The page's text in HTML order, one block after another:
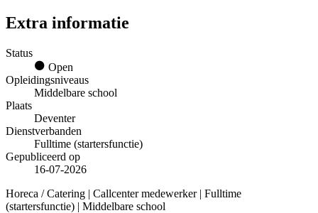
Extra informatie
Status
Open
Opleidingsniveaus
Middelbare school
Plaats
Deventer
Dienstverbanden
Fulltime (startersfunctie)
Gepubliceerd op
16-07-2026
Horeca / Catering | Callcenter medewerker | Fulltime
(startersfunctie) | Middelbare school